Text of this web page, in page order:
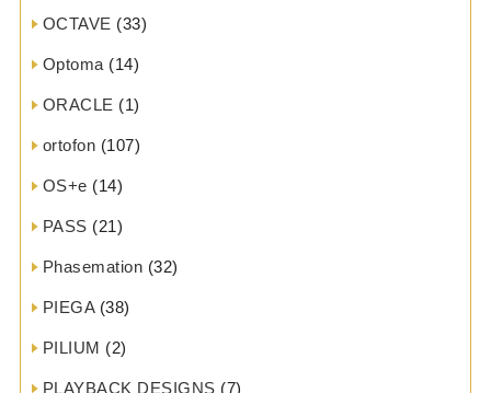
OCTAVE (33)
Optoma (14)
ORACLE (1)
ortofon (107)
OS+e (14)
PASS (21)
Phasemation (32)
PIEGA(38)
PILIUM (2)
PLAYBACK DESIGNS (7)